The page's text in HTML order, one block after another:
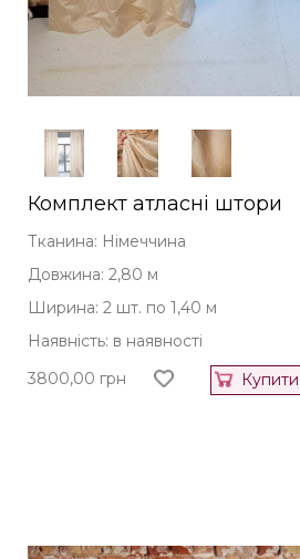
Комплект атласні штори
Тканина: Німеччина
Довжина: 2,80 м
Ширина: 2 шт. по 1,40 м
Наявність: в наявності
3800,00 грн Купити